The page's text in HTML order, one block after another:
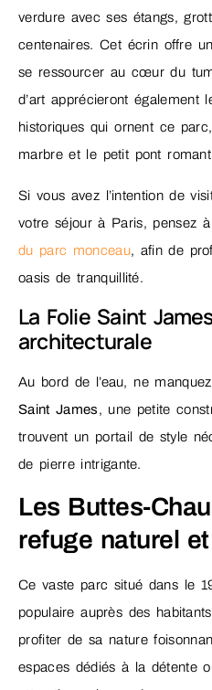
verdure avec ses étangs,
centenaires. Cet écrin offre
se ressourcer au cœur du
d’art apprécieront également
historiques qui ornent ce
marbre et le petit pont
Si vous avez l’intention de
votre séjour à Paris, pensez
du parc monceau, afin de
oasis de tranquillité.
La Folie Saint
architecturale
Au bord de l’eau, ne
Saint James, une petite
trouvent un portail de style
de pierre intrigante.
Les Buttes-
refuge naturel
Ce vaste parc situé dans le
populaire auprès des
profiter de sa nature
espaces dédiés à la détente